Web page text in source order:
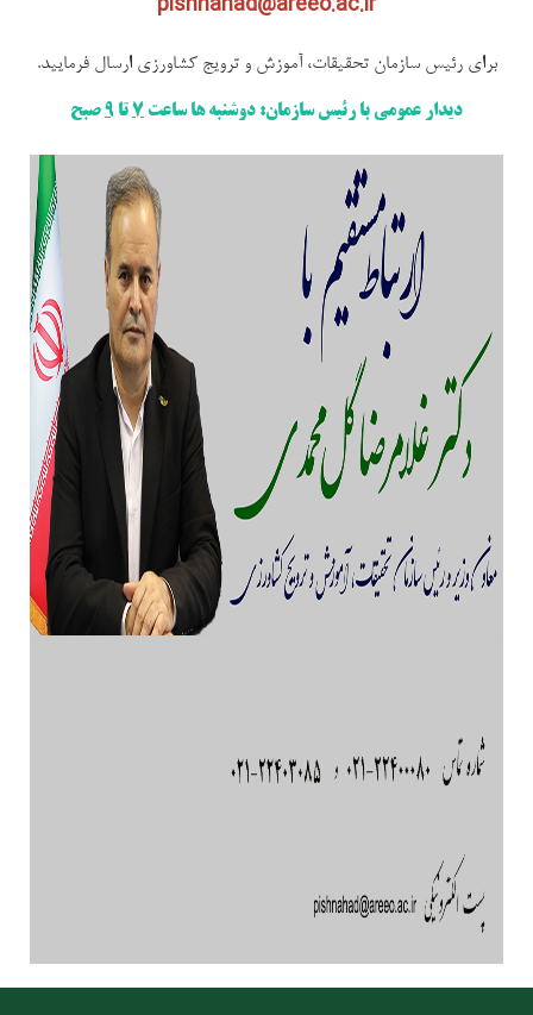
برای رئیس سازمان تحقیقات، آموزش و ترویج کشاورزی ارسال فرمایید.
دیدار عمومی با رئیس سازمان: دوشنبه ها ساعت 7تا 9صبح